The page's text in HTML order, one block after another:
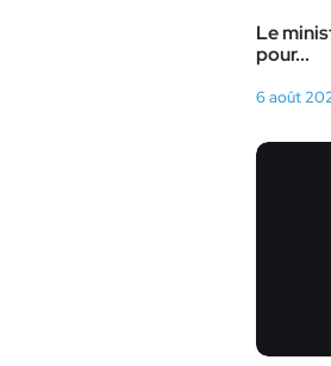
Le
pour...
6 août